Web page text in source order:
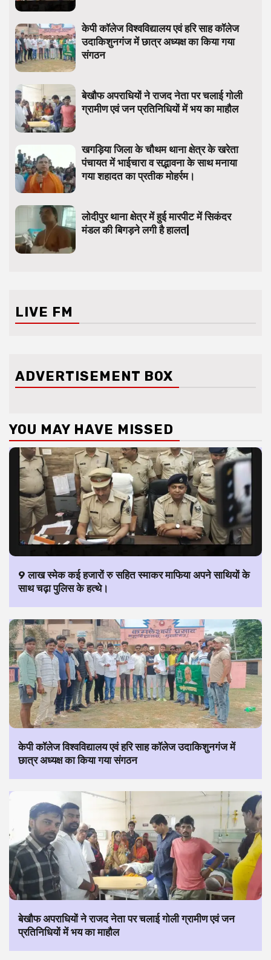
केपी कॉलेज विश्वविद्यालय एवं हरि साह कॉलेज
उदाकिशुनगंज में छात्र अध्यक्ष का किया गया
संगठन
बेखौफ अपराधियों ने राजद नेता पर चलाई गोली
ग्रामीण एवं जन प्रतिनिधियों में भय का माहौल
खगड़िया जिला के चौथम थाना क्षेत्र के खरेता
पंचायत में भाईचारा व सद्भावना के साथ मनाया
गया शहादत का प्रतीक मोहर्रम।
लोदीपुर थाना क्षेत्र में हुई मारपीट में सिकंदर
मंडल की बिगड़ने लगी है हालत|
LIVE FM
ADVERTISEMENT BOX
YOU MAY HAVE MISSED
9 लाख स्मेक कई हजारों रु सहित स्माकर माफिया अपने साथियों के
साथ चढ़ा पुलिस के हत्थे।
केपी कॉलेज विश्वविद्यालय एवं हरि साह कॉलेज उदाकिशुनगंज में
छात्र अध्यक्ष का किया गया संगठन
बेखौफ अपराधियों ने राजद नेता पर चलाई गोली ग्रामीण एवं जन
प्रतिनिधियों में भय का माहौल